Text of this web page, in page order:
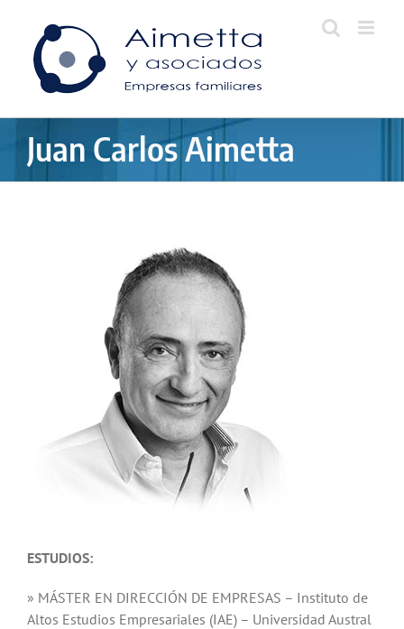
content
Juan Carlos Aimetta
ESTUDIOS:
» MÁSTER EN DIRECCIÓN DE EMPRESAS – Instituto de
Altos Estudios Empresariales (IAE) – Universidad Austral